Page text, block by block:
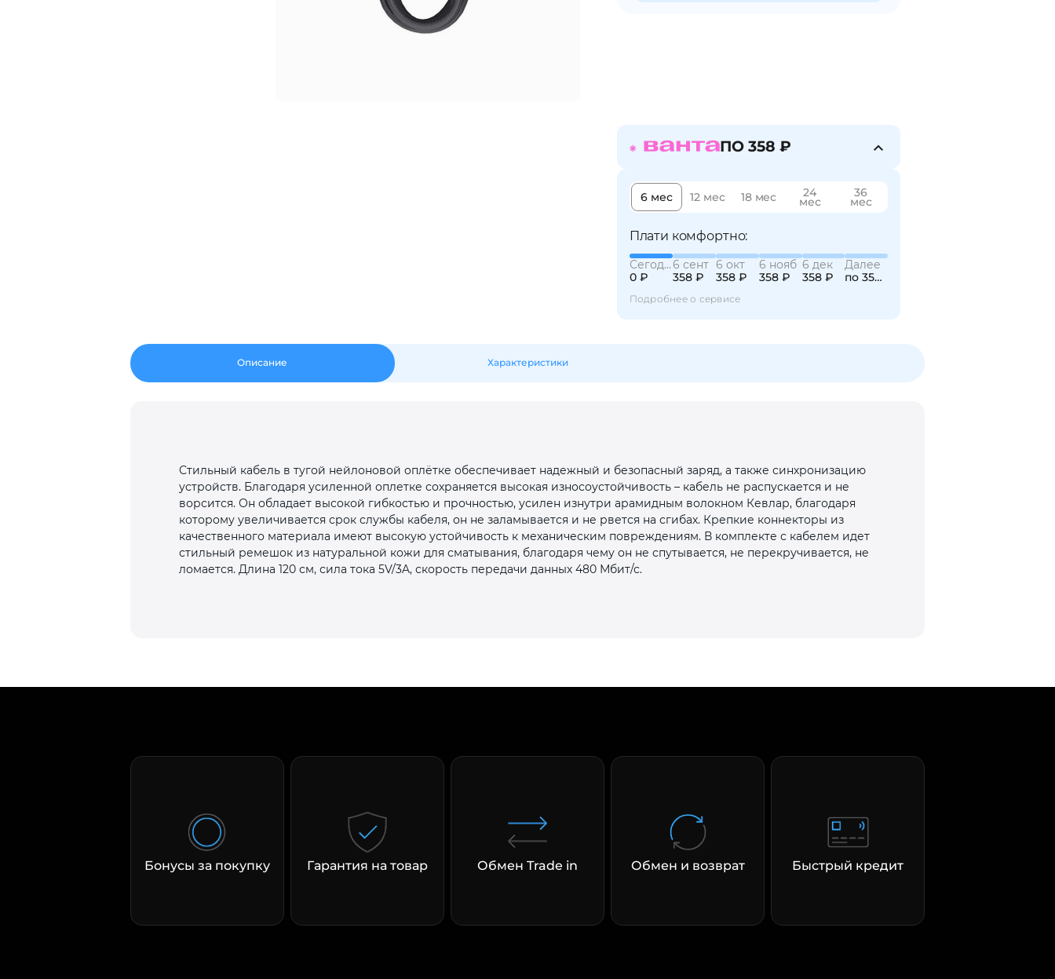
ПО 358 ₽
6 мес 12 мес 18 мес 24
мес
36
мес
Плати комфортно:
Сегодня
0 ₽
6 сент
358 ₽
6 окт
358 ₽
6 нояб
358 ₽
6 дек
358 ₽
Далее
по 358 ₽
Подробнее о сервисе
Описание Характеристики
Стильный кабель в тугой нейлоновой оплётке обеспечивает надежный и безопасный заряд, а также синхронизацию
устройств. Благодаря усиленной оплетке сохраняется высокая износоустойчивость – кабель не распускается и не
ворсится. Он обладает высокой гибкостью и прочностью, усилен изнутри арамидным волокном Кевлар, благодаря
которому увеличивается срок службы кабеля, он не заламывается и не рвется на сгибах. Крепкие коннекторы из
качественного материала имеют высокую устойчивость к механическим повреждениям. В комплекте с кабелем идет
стильный ремешок из натуральной кожи для сматывания, благодаря чему он не спутывается, не перекручивается, не
ломается. Длина 120 см, сила тока 5V/3A, скорость передачи данных 480 Мбит/с.
Бонусы за покупку Гарантия на товар Обмен Trade in Обмен и возврат Быстрый кредит
Подробнее
25
раз в 2
недели
Остались вопросы?
8 800 302-02-51
plait.ru